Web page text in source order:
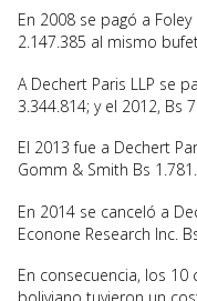
En 2008 se pagó a Foley
2.147.385 al mismo
A Dechert Paris LLP se
3.344.814; y el 2012, Bs
El 2013 fue a Dechert
Gomm & Smith Bs
En 2014 se canceló a
Econone Research Inc.
En consecuencia, los